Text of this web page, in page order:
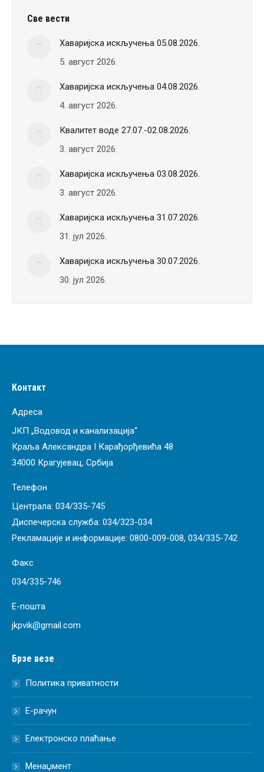
Све вести
Хаваријска искључења 05.08.2026.
5. август 2026.
Хаваријска искључења 04.08.2026.
4. август 2026.
Квалитет воде 27.07.-02.08.2026.
3. август 2026.
Хаваријска искључења 03.08.2026.
3. август 2026.
Хаваријска искључења 31.07.2026.
31. јул 2026.
Хаваријска искључења 30.07.2026.
30. јул 2026.
Контакт
Адреса
ЈКП „Водовод и канализација“
Краља Александра I Карађорђевића 48
34000 Крагујевац, Србија
Телефон
Централа: 034/335-745
Диспечерска служба: 034/323-034
Рекламације и информације: 0800-009-008, 034/335-742
Факс
034/335-746
Е-пошта
jkpvik@gmail.com
Брзе везе
Политика приватности
Е-рачун
Електронско плаћање
Менаџмент